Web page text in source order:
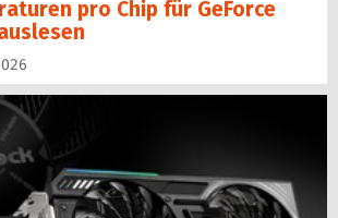
pro Chip für GeForce